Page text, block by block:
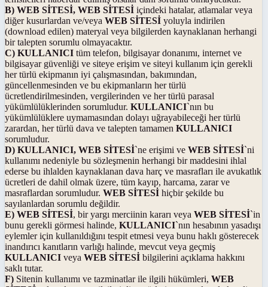
B) WEB SİTESİ, WEB SİTESİ içindeki hatalar, atlamalar veya
diğer kusurlardan ve/veya WEB SİTESİ yoluyla indirilen
(download edilen) materyal veya bilgilerden kaynaklanan herhangi
bir talepten sorumlu olmayacaktır.
C) KULLANICI tüm telefon, bilgisayar donanımı, internet ve
bilgisayar güvenliği ve siteye erişim ve siteyi kullanım için gerekli
her türlü ekipmanın iyi çalışmasından, bakımından,
güncellenmesinden ve bu ekipmanların her türlü
ücretlendirilmesinden, vergilerinden ve her türlü parasal
yükümlülüklerinden sorumludur. KULLANICI`nın bu
yükümlülüklere uymamasından dolayı uğrayabileceği her türlü
zarardan, her türlü dava ve talepten tamamen KULLANICI
sorumludur.
D) KULLANICI, WEB SİTESİ`ne erişimi ve WEB SİTESİ`ni
kullanımı nedeniyle bu sözleşmenin herhangi bir maddesini ihlal
ederse bu ihlalden kaynaklanan dava harç ve masrafları ile avukatlık
ücretleri de dahil olmak üzere, tüm kayıp, harcama, zarar ve
masraflardan sorumludur. WEB SİTESİ hiçbir şekilde bu
sayılanlardan sorumlu değildir.
E) WEB SİTESİ, bir yargı merciinin kararı veya WEB SİTESİ`in
bunu gerekli görmesi halinde, KULLANICI`nın hesabının yasadışı
eylemler için kullanıldığını tespit etmesi veya bunu haklı gösterecek
inandırıcı kanıtların varlığı halinde, mevcut veya geçmiş
KULLANICI veya WEB SİTESİ bilgilerini açıklama hakkını
saklı tutar.
F) Sitenin kullanımı ve tazminatlar ile ilgili hükümleri, WEB